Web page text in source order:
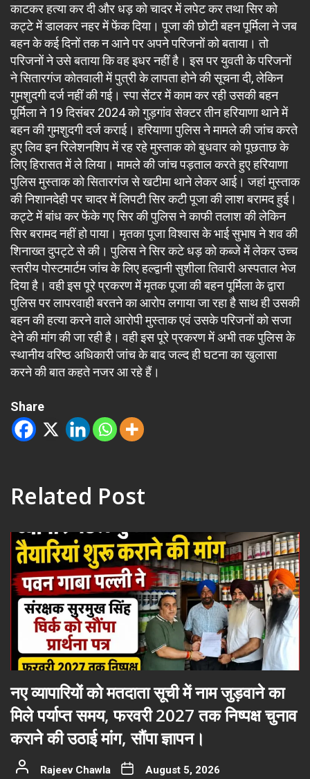
काटकर हत्या कर दी और धड़ को चादर में लपेट कर तथा सिर को
कट्टे में डालकर नहर में फेंक दिया। पूजा की छोटी बहन पूर्मिला ने जब
बहन के कई दिनों तक न आने पर अपने परिजनों को बताया। तो
परिजनों ने उसे बताया कि वह इधर नहीं है। इस पर युवती के परिजनों
ने सितारगंज कोतवाली में पुत्री के लापता होने की सूचना दी, लेकिन
गुमशुदगी दर्ज नहीं की गई। स्पा सेंटर में काम कर रही उसकी बहन
पूर्मिला ने 19 दिसंबर 2024 को गुड़गांव सेक्टर तीन हरियाणा थाने में
बहन की गुमशुदगी दर्ज कराई। हरियाणा पुलिस ने मामले की जांच करते
हुए लिव इन रिलेशनशिप में रह रहे मुस्ताक को बुधवार को पूछताछ के
लिए हिरासत में ले लिया। मामले की जांच पड़ताल करते हुए हरियाणा
पुलिस मुस्ताक को सितारगंज से खटीमा थाने लेकर आई। जहां मुस्ताक
की निशानदेही पर चादर में लिपटी सिर कटी पूजा की लाश बरामद हुई।
कट्टे में बांध कर फेंके गए सिर की पुलिस ने काफी तलाश की लेकिन
सिर बरामद नहीं हो पाया। मृतका पूजा विश्वास के भाई सुभाष ने शव की
शिनाख्त दुपट्टे से की। पुलिस ने सिर कटे धड़ को कब्जे में लेकर उच्च
स्तरीय पोस्टमार्टम जांच के लिए हल्द्वानी सुशीला तिवारी अस्पताल भेज
दिया है। वही इस पूरे प्रकरण में मृतक पूजा की बहन पूर्मिला के द्वारा
पुलिस पर लापरवाही बरतने का आरोप लगाया जा रहा है साथ ही उसकी
बहन की हत्या करने वाले आरोपी मुस्ताक एवं उसके परिजनों को सजा
देने की मांग की जा रही है। वही इस पूरे प्रकरण में अभी तक पुलिस के
स्थानीय वरिष्ठ अधिकारी जांच के बाद जल्द ही घटना का खुलासा
करने की बात कहते नजर आ रहे हैं।
Share
Related Post
नए व्यापारियों को मतदाता सूची में नाम जुड़वाने का
मिले पर्याप्त समय, फरवरी 2027 तक निष्पक्ष चुनाव
कराने की उठाई मांग, सौंपा ज्ञापन।
Rajeev Chawla August 5, 2026